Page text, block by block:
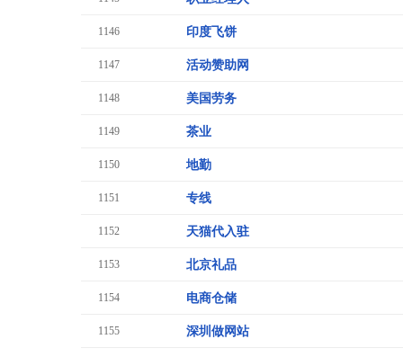
1146 印度飞饼
1147 活动赞助网
1148 美国劳务
1149 茶业
1150 地勤
1151 专线
1152 天猫代入驻
1153 北京礼品
1154 电商仓储
1155 深圳做网站